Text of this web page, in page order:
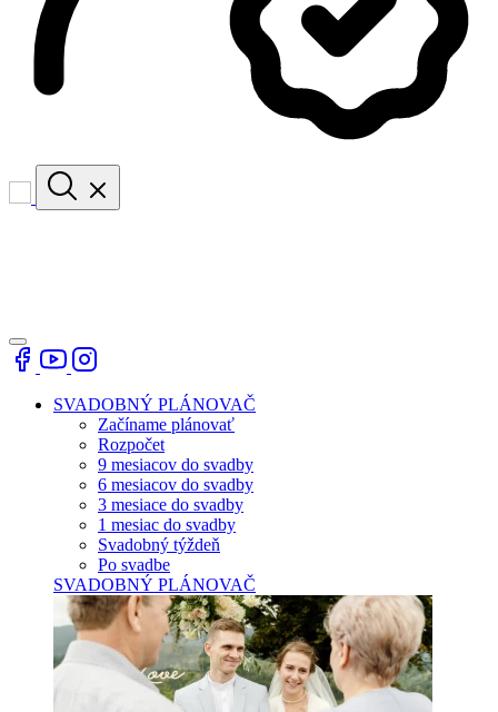
SVADOBNÝ PLÁNOVAČ
Začíname plánovať
Rozpočet
9 mesiacov do svadby
6 mesiacov do svadby
3 mesiace do svadby
1 mesiac do svadby
Svadobný týždeň
Po svadbe
SVADOBNÝ PLÁNOVAČ